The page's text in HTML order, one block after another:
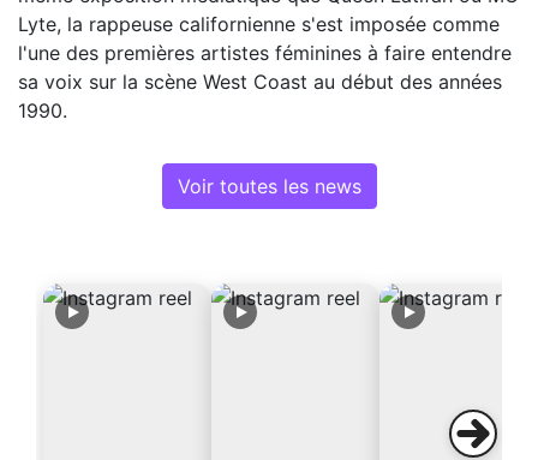
Lyte, la rappeuse californienne s'est imposée comme
l'une des premières artistes féminines à faire entendre
sa voix sur la scène West Coast au début des années
1990.
Voir toutes les news